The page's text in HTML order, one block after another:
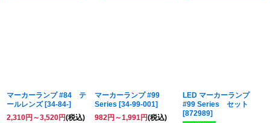
マーカーランプ #84 テ
ールレンズ [34-84-]
2,310円 ～3,520円(税込)
マーカーランプ #99
Series [34-99-001]
982円 ～1,991円(税込)
LED マーカーランプ
#99 Series セット
[872989]